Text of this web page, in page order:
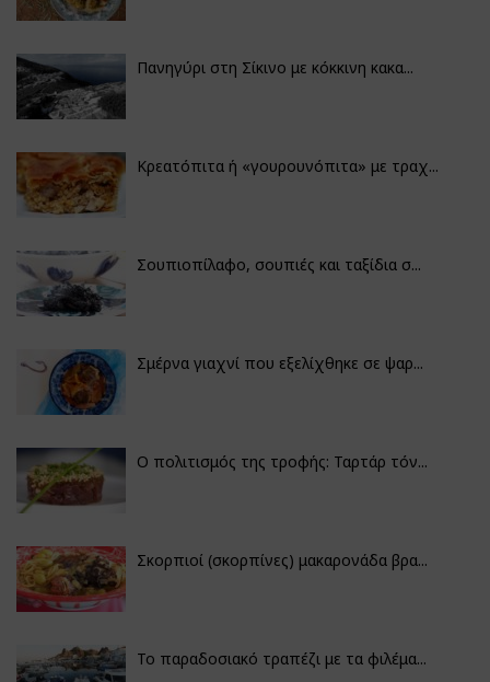
Πανηγύρι στη Σίκινο με κόκκινη κακα...
Κρεατόπιτα ή «γουρουνόπιτα» με τραχ...
Σουπιοπίλαφο, σουπιές και ταξίδια σ...
Σμέρνα γιαχνί που εξελίχθηκε σε ψαρ...
Ο πολιτισμός της τροφής: Ταρτάρ τόν...
Σκορπιοί (σκορπίνες) μακαρονάδα βρα...
Το παραδοσιακό τραπέζι με τα φιλέμα...